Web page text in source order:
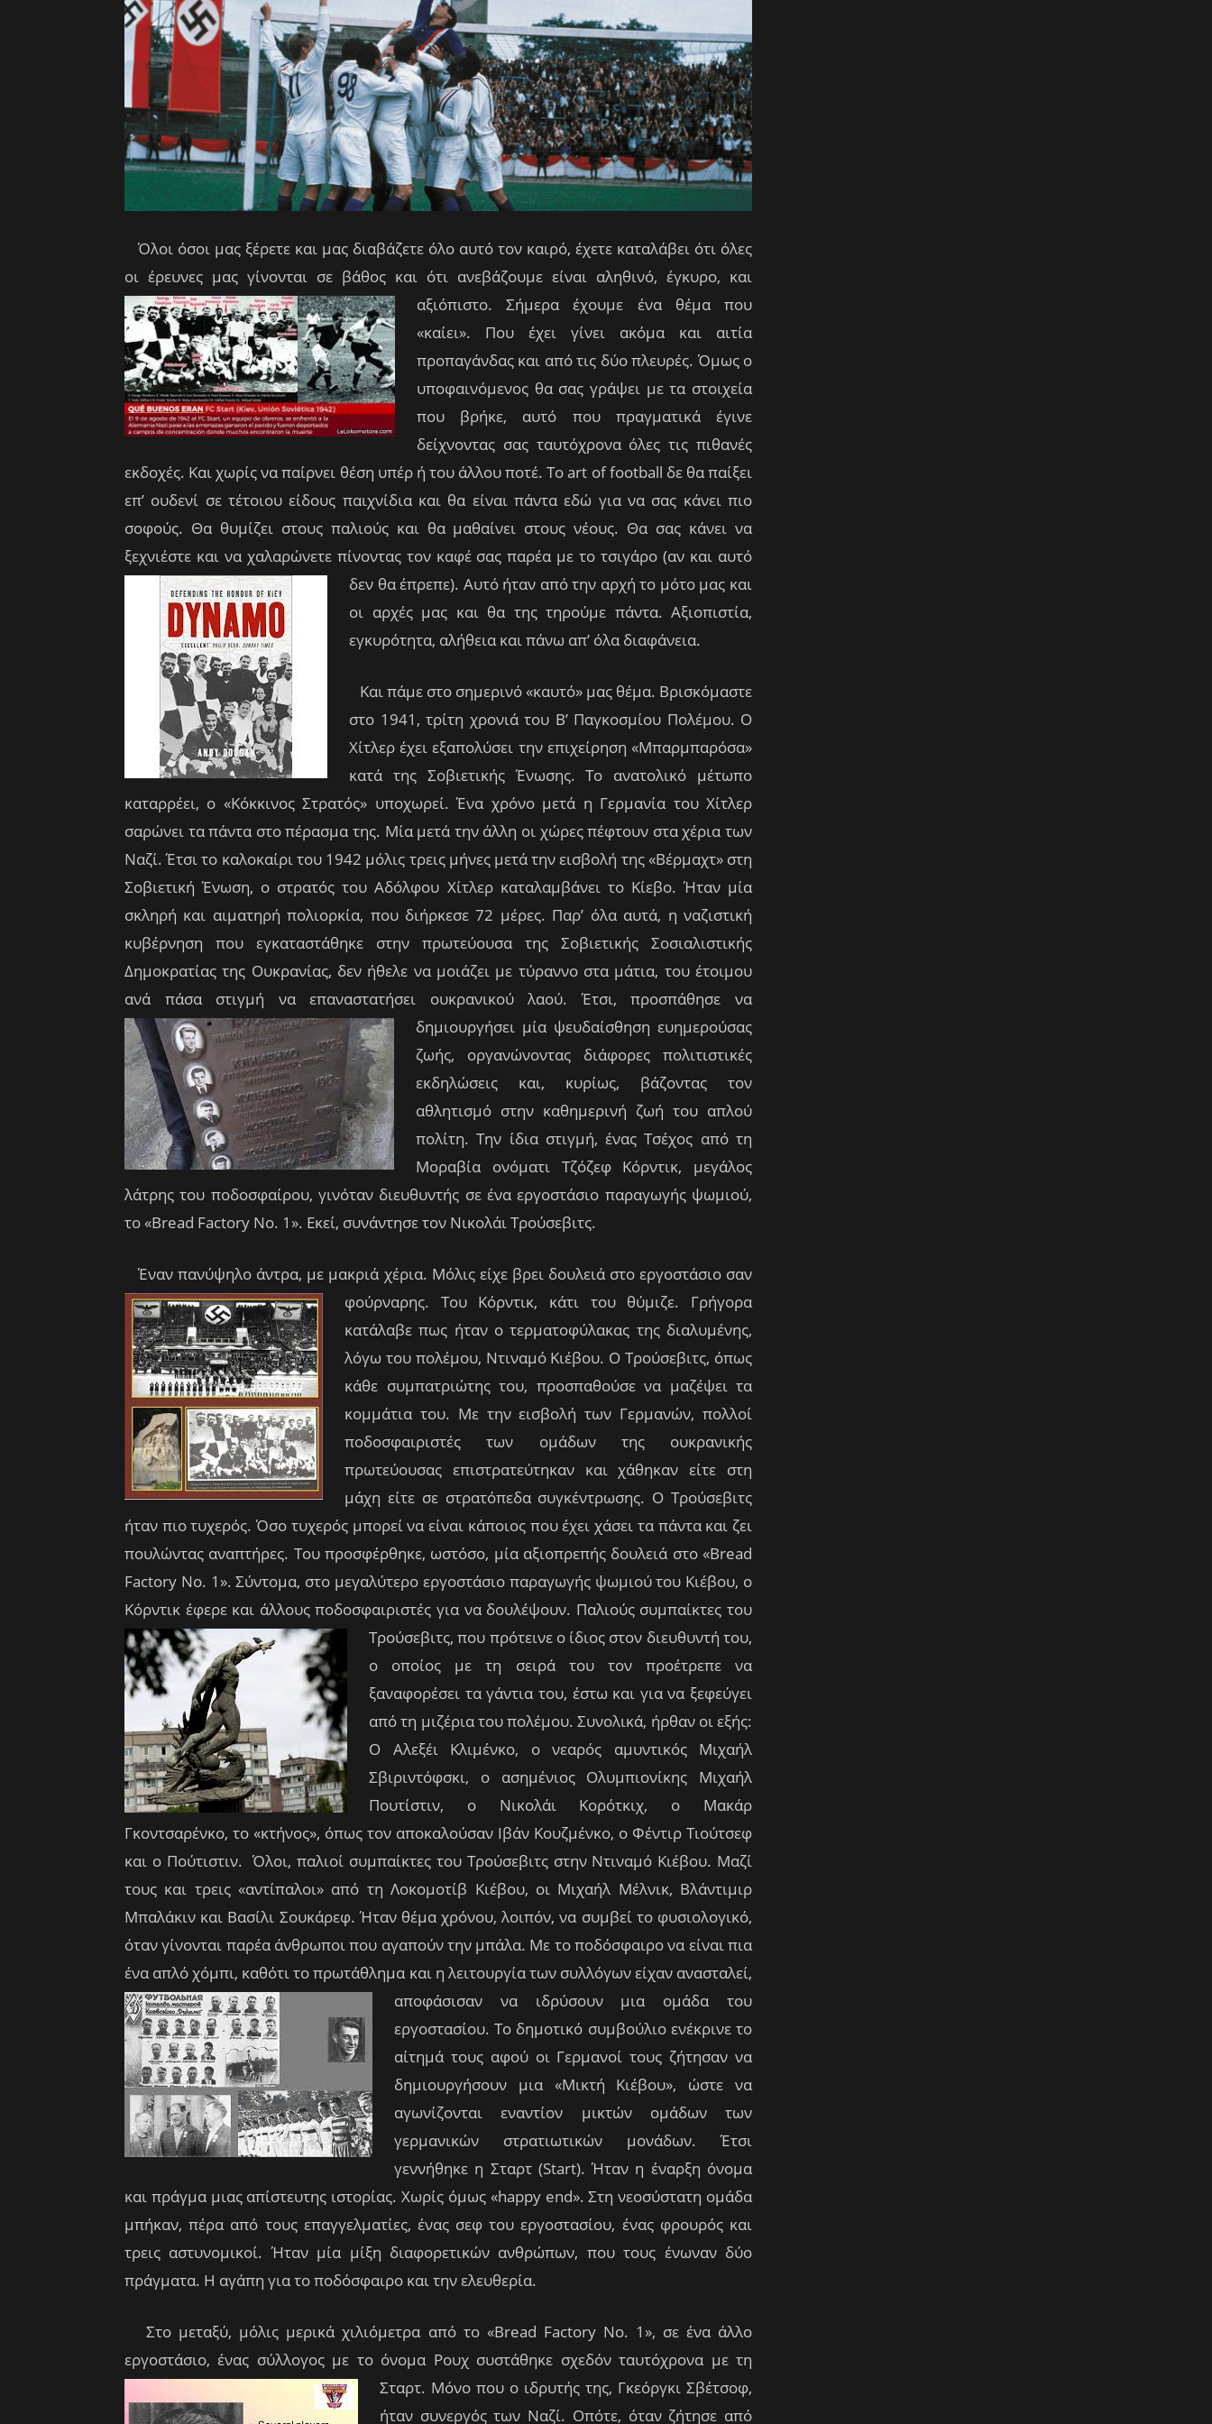
Όλοι όσοι μας ξέρετε και μας διαβάζετε όλο αυτό τον καιρό, έχετε καταλάβει ότι όλες
οι έρευνες μας γίνονται σε βάθος και ότι ανεβάζουμε είναι αληθινό, έγκυρο, και
αξιόπιστο. Σήμερα έχουμε ένα θέμα που
«καίει». Που έχει γίνει ακόμα και αιτία
προπαγάνδας και από τις δύο πλευρές. Όμως ο
υποφαινόμενος θα σας γράψει με τα στοιχεία
που βρήκε, αυτό που πραγματικά έγινε
δείχνοντας σας ταυτόχρονα όλες τις πιθανές
εκδοχές. Και χωρίς να παίρνει θέση υπέρ ή του άλλου ποτέ. Το art of football δε θα παίξει
επ’ ουδενί σε τέτοιου είδους παιχνίδια και θα είναι πάντα εδώ για να σας κάνει πιο
σοφούς. Θα θυμίζει στους παλιούς και θα μαθαίνει στους νέους. Θα σας κάνει να
ξεχνιέστε και να χαλαρώνετε πίνοντας τον καφέ σας παρέα με το τσιγάρο (αν και αυτό
δεν θα έπρεπε). Αυτό ήταν από την αρχή το μότο μας και
οι αρχές μας και θα της τηρούμε πάντα. Αξιοπιστία,
εγκυρότητα, αλήθεια και πάνω απ’ όλα διαφάνεια.
Και πάμε στο σημερινό «καυτό» μας θέμα. Βρισκόμαστε
στο 1941, τρίτη χρονιά του Β’ Παγκοσμίου Πολέμου. Ο
Χίτλερ έχει εξαπολύσει την επιχείρηση «Μπαρμπαρόσα»
κατά της Σοβιετικής Ένωσης. Το ανατολικό μέτωπο
καταρρέει, ο «Κόκκινος Στρατός» υποχωρεί. Ένα χρόνο μετά η Γερμανία του Χίτλερ
σαρώνει τα πάντα στο πέρασμα της. Μία μετά την άλλη οι χώρες πέφτουν στα χέρια των
Ναζί. Έτσι το καλοκαίρι του 1942 μόλις τρεις μήνες μετά την εισβολή της «Βέρμαχτ» στη
Σοβιετική Ένωση, ο στρατός του Αδόλφου Χίτλερ καταλαμβάνει το Κίεβο. Ήταν μία
σκληρή και αιματηρή πολιορκία, που διήρκεσε 72 μέρες. Παρ’ όλα αυτά, η ναζιστική
κυβέρνηση που εγκαταστάθηκε στην πρωτεύουσα της Σοβιετικής Σοσιαλιστικής
Δημοκρατίας της Ουκρανίας, δεν ήθελε να μοιάζει με τύραννο στα μάτια, του έτοιμου
ανά πάσα στιγμή να επαναστατήσει ουκρανικού λαού.Έτσι, προσπάθησε να
δημιουργήσει μία ψευδαίσθηση ευημερούσας
ζωής, οργανώνοντας διάφορες πολιτιστικές
εκδηλώσεις και, κυρίως, βάζοντας τον
αθλητισμό στην καθημερινή ζωή του απλού
πολίτη. Την ίδια στιγμή, ένας Τσέχος από τη
Μοραβία ονόματι Τζόζεφ Κόρντικ, μεγάλος
λάτρης του ποδοσφαίρου, γινόταν διευθυντής σε ένα εργοστάσιο παραγωγής ψωμιού,
το «Bread Factory No. 1». Εκεί, συνάντησε τον Νικολάι Τρούσεβιτς.
Έναν πανύψηλο άντρα, με μακριά χέρια. Μόλις είχε βρει δουλειά στο εργοστάσιο σαν
φούρναρης. Του Κόρντικ, κάτι του θύμιζε. Γρήγορα
κατάλαβε πως ήταν ο τερματοφύλακας της διαλυμένης,
λόγω του πολέμου, Ντιναμό Κιέβου. Ο Τρούσεβιτς, όπως
κάθε συμπατριώτης του, προσπαθούσε να μαζέψει τα
κομμάτια του. Με την εισβολή των Γερμανών, πολλοί
ποδοσφαιριστές των ομάδων της ουκρανικής
πρωτεύουσας επιστρατεύτηκαν και χάθηκαν είτε στη
μάχη είτε σε στρατόπεδα συγκέντρωσης. Ο Τρούσεβιτς
ήταν πιο τυχερός. Όσο τυχερός μπορεί να είναι κάποιος που έχει χάσει τα πάντα και ζει
πουλώντας αναπτήρες. Του προσφέρθηκε, ωστόσο, μία αξιοπρεπής δουλειά στο «Bread
Factory No. 1». Σύντομα, στο μεγαλύτερο εργοστάσιο παραγωγής ψωμιού του Κιέβου, ο
Κόρντικ έφερε και άλλους ποδοσφαιριστές για να δουλέψουν. Παλιούς συμπαίκτες του
Τρούσεβιτς, που πρότεινε ο ίδιος στον διευθυντή του,
ο οποίος με τη σειρά του τον προέτρεπε να
ξαναφορέσει τα γάντια του, έστω και για να ξεφεύγει
από τη μιζέρια του πολέμου. Συνολικά, ήρθαν οι εξής:
Ο Αλεξέι Κλιμένκο, ο νεαρός αμυντικός Μιχαήλ
Σβιριντόφσκι, ο ασημένιος Ολυμπιονίκης Μιχαήλ
Πουτίστιν, ο Νικολάι Κορότκιχ, ο Μακάρ
Γκοντσαρένκο, το «κτήνος», όπως τον αποκαλούσαν Ιβάν Κουζμένκο, ο Φέντιρ Τιούτσεφ
και ο Πούτιστιν. Όλοι, παλιοί συμπαίκτες του Τρούσεβιτς στην Ντιναμό Κιέβου. Μαζί
τους και τρεις «αντίπαλοι» από τη Λοκομοτίβ Κιέβου, οι Μιχαήλ Μέλνικ, Βλάντιμιρ
Μπαλάκιν και Βασίλι Σουκάρεφ. Ήταν θέμα χρόνου, λοιπόν, να συμβεί το φυσιολογικό,
όταν γίνονται παρέα άνθρωποι που αγαπούν την μπάλα. Με το ποδόσφαιρο να είναι πια
ένα απλό χόμπι, καθότι το πρωτάθλημα και η λειτουργία των συλλόγων είχαν ανασταλεί,
αποφάσισαν να ιδρύσουν μια ομάδα του
εργοστασίου. Το δημοτικό συμβούλιο ενέκρινε το
αίτημά τους αφού οι Γερμανοί τους ζήτησαν να
δημιουργήσουν μια «Μικτή Κιέβου», ώστε να
αγωνίζονται εναντίον μικτών ομάδων των
γερμανικών στρατιωτικών μονάδων. Έτσι
γεννήθηκε η Σταρτ (Start). Ήταν η έναρξη όνομα
και πράγμα μιας απίστευτης ιστορίας. Χωρίς όμως «happy end». Στη νεοσύστατη ομάδα
μπήκαν, πέρα από τους επαγγελματίες, ένας σεφ του εργοστασίου, ένας φρουρός και
τρεις αστυνομικοί. Ήταν μία μίξη διαφορετικών ανθρώπων, που τους ένωναν δύο
πράγματα. Η αγάπη για το ποδόσφαιρο και την ελευθερία.
Στο μεταξύ, μόλις μερικά χιλιόμετρα από το «Bread Factory No. 1», σε ένα άλλο
εργοστάσιο, ένας σύλλογος με το όνομα Ρουχ συστάθηκε σχεδόν ταυτόχρονα με τη
Σταρτ. Μόνο που ο ιδρυτής της, Γκεόργκι Σβέτσοφ,
ήταν συνεργός των Ναζί. Οπότε, όταν ζήτησε από